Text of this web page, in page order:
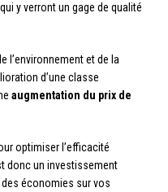
y verront un gage de qualité
l’environnement et de la
d’une classe
augmentation du prix de
optimiser l’efficacité
donc un investissement
économies sur vos